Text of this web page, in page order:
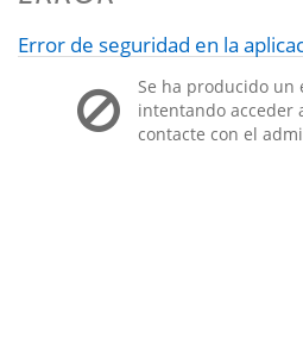
Error de seguridad en la
Se ha producido un
intentando acceder
contacte con el